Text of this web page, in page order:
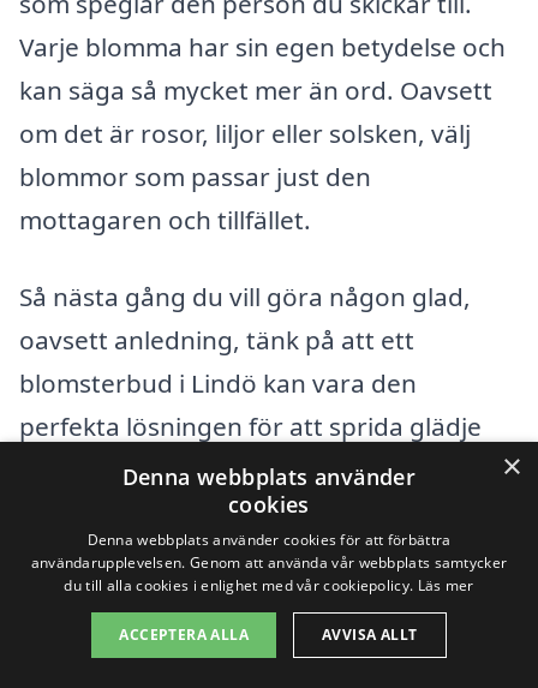
Varje blomma har sin egen betydelse och
kan säga så mycket mer än ord. Oavsett
om det är rosor, liljor eller solsken, välj
blommor som passar just den
mottagaren och tillfället.
Så nästa gång du vill göra någon glad,
oavsett anledning, tänk på att ett
blomsterbud i Lindö kan vara den
perfekta lösningen för att sprida glädje
och värme. Dessutom erbjuder många av
våra samarbetande florister snabba och
pålitliga leveranser, så att du kan vara
säker på att blommorna kommer fram i
tid. Ta steget och överraska någon du
×
Denna webbplats använder
cookies
Denna webbplats använder cookies för att förbättra
användarupplevelsen. Genom att använda vår webbplats samtycker
du till alla cookies i enlighet med vår cookiepolicy. Läs mer
ACCEPTERA ALLA AVVISA ALLT